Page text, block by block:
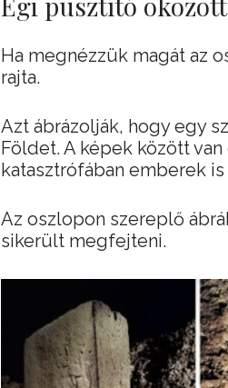
Ha megnézzük magát az
rajta.
Azt ábrázolják, hogy egy
Földet. A képek között
katasztrófában emberek
Az oszlopon szereplő
sikerült megfejteni.